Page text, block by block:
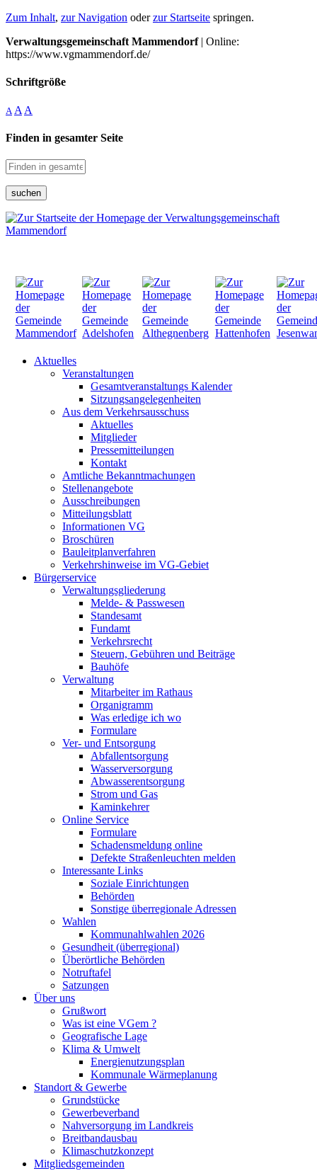
Zum Inhalt, zur Navigation oderzur Startseite springen.
Verwaltungsgemeinschaft Mammendorf| Online:
https://www.vgmammendorf.de/
Schriftgröße
A A A
Finden in gesamter Seite
suchen
Aktuelles
Veranstaltungen
Gesamtveranstaltungs Kalender
Sitzungsangelegenheiten
Aus dem Verkehrsausschuss
Aktuelles
Mitglieder
Pressemitteilungen
Kontakt
Amtliche Bekanntmachungen
Stellenangebote
Ausschreibungen
Mitteilungsblatt
Informationen VG
Broschüren
Bauleitplanverfahren
Verkehrshinweise im VG-Gebiet
Bürgerservice
Verwaltungsgliederung
Melde- & Passwesen
Standesamt
Fundamt
Verkehrsrecht
Steuern, Gebühren und Beiträge
Bauhöfe
Verwaltung
Mitarbeiter im Rathaus
Organigramm
Was erledige ich wo
Formulare
Ver- und Entsorgung
Abfallentsorgung
Wasserversorgung
Abwasserentsorgung
Strom und Gas
Kaminkehrer
Online Service
Formulare
Schadensmeldung online
Defekte Straßenleuchten melden
Interessante Links
Soziale Einrichtungen
Behörden
Sonstige überregionale Adressen
Wahlen
Kommunahlwahlen 2026
Gesundheit (überregional)
Überörtliche Behörden
Notruftafel
Satzungen
Über uns
Grußwort
Was ist eine VGem ?
Geografische Lage
Klima & Umwelt
Energienutzungsplan
Kommunale Wärmeplanung
Standort & Gewerbe
Grundstücke
Gewerbeverband
Nahversorgung im Landkreis
Breitbandausbau
Klimaschutzkonzept
Mitgliedsgemeinden